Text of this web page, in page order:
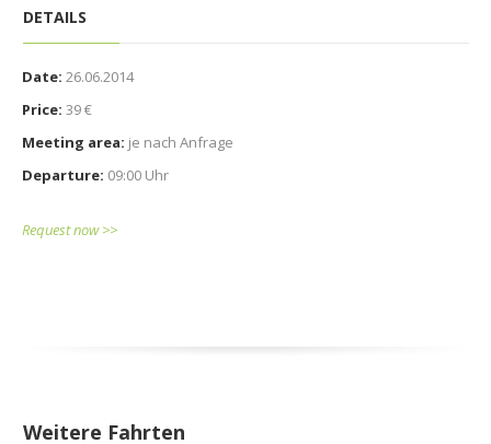
DETAILS
Date: 26.06.2014
Price: 39 €
Meeting area: je nach Anfrage
Departure: 09:00 Uhr
Request now >>
Weitere Fahrten